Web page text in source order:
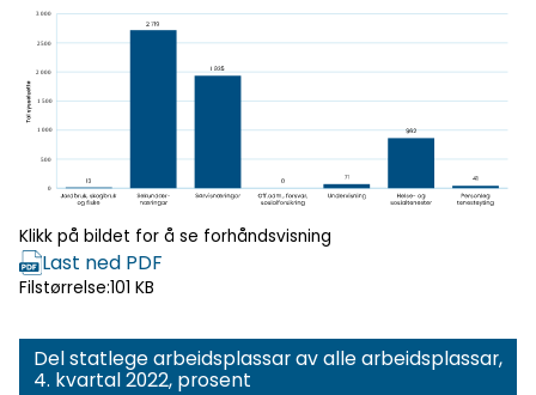
Klikk for
forhåndsvisning
Klikk på bildet for å se forhåndsvisning
Last ned PDF
Filstørrelse:101 KB
Del statlege arbeidsplassar av alle arbeidsplassar,
4. kvartal 2022, prosent